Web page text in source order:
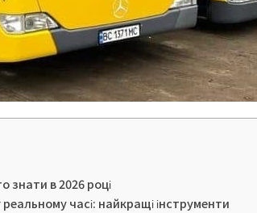
знати в 2026 році
часі: найкращі інструменти